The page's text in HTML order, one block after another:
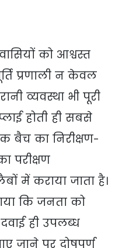
को आश्वस्त
प्रणाली न केवल
व्यवस्था भी पूरी
होती ही सबसे
बैच का निरीक्षण-
परीक्षण
में कराया जाता है।
कि जनता को
ही उपलब्ध
जाने पर दोषपूर्ण